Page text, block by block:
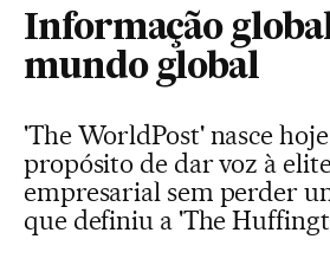
Informação
mundo global
'The WorldPost' nasce
propósito de dar voz à
empresarial sem perder
que definiu a 'The